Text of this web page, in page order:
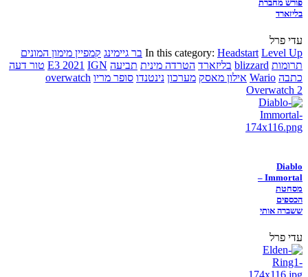
פורש מחברת
בליזארד
עדי פרל
In this category: Headstart Level Up בר גיימינג קמפיין מימון המונים
תרומות blizzard בליזארד הטרדה מינית תביעה E3 2021 IGN
טור דעה
כתבה Wario אילון מאסק מערכון נינטנדו סופר מריו overwatch
Overwatch 2
Diablo
Immortal –
מסחטת
הכספים
ששברה אותי
עדי פרל